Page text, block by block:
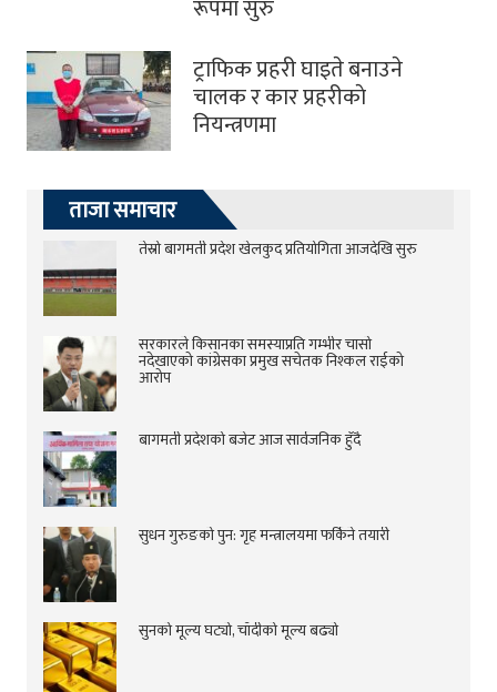
रूपमा सुरु
ट्राफिक प्रहरी घाइते बनाउने
चालक र कार प्रहरीकाे
नियन्त्रणमा
ताजा समाचार
तेस्रो बागमती प्रदेश खेलकुद प्रतियोगिता आजदेखि सुरु
सरकारले किसानका समस्याप्रति गम्भीर चासो
नदेखाएको कांग्रेसका प्रमुख सचेतक निश्कल राईको
आरोप
बागमती प्रदेशको बजेट आज सार्वजनिक हुँदै
सुधन गुरुङको पुन: गृह मन्त्रालयमा फर्किने तयारी
सुनको मूल्य घट्यो, चाँदीको मूल्य बढ्यो